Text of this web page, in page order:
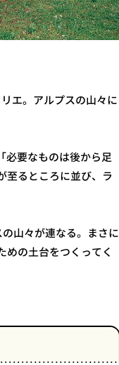
エ。アルプスの山々に
必要なものは後から足
至るところに並び、ラ
山々が連なる。まさに
めの土台をつくってく